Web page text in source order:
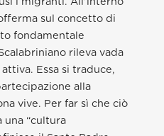
sul concetto di
fondamentale
rileva vada
Essa si traduce,
alla
vive. Per far sì che ciò
una “cultura